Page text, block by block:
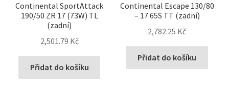
Continental SportAttack
190/50 ZR 17 (73W) TL
(zadní)
2,501.79 Kč
Přidat do košíku
Continental Escape 130/80
– 17 65S TT (zadní)
2,782.25 Kč
Přidat do košíku